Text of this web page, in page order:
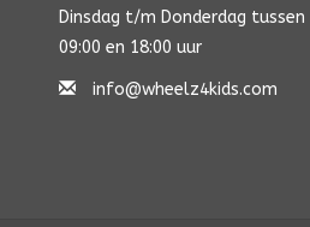
Dinsdag t/m Donderdag tussen
09:00 en 18:00 uur
info@wheelz4kids.com